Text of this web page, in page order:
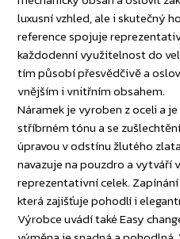
luxusní vzhled, ale i skutečný
reference spojuje
každodenní využitelnost do
tím působí přesvědčivě a
vnějším i vnitřním obsahem.
Náramek je vyroben z oceli a
stříbrném tónu a se
úpravou v odstínu žlutého
navazuje na pouzdro a vytváří
reprezentativní celek.
která zajišťuje pohodlí i
Výrobce uvádí také Easy